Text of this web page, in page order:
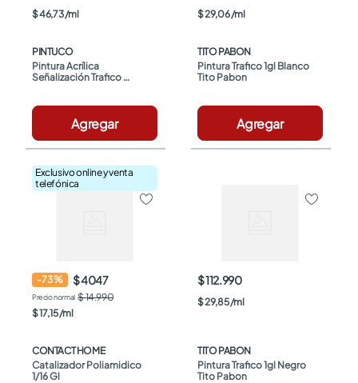
$46,73/ml
PINTUCO
Pintura Acrílica
Señalización Trafico
Agregar
$29,06/ml
TITO PABON
Pintura Trafico 1gl Blanco
Tito Pabon
Agregar
Exclusivo online y venta
telefónica
-73% $ 4047
$ 14.990
$17,15/ml
CONTACT HOME
Catalizador Poliamidico
1/16 Gl
$ 112.990
$29,85/ml
TITO PABON
Pintura Trafico 1gl Negro
Tito Pabon